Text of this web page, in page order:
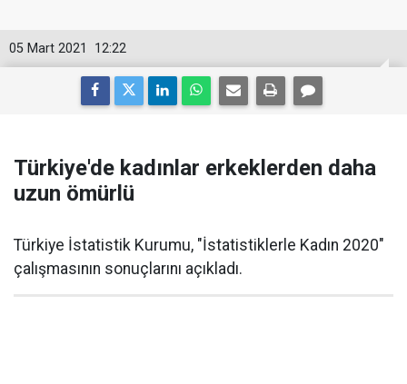
12:22
05 Mart 2021
Türkiye'de kadınlar erkeklerden daha
uzun ömürlü
Türkiye İstatistik Kurumu, "İstatistiklerle Kadın 2020"
çalışmasının sonuçlarını açıkladı.